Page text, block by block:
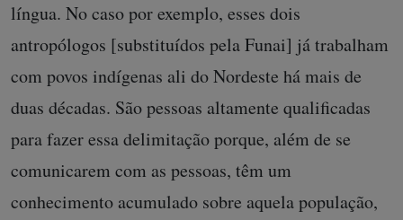
língua. No caso por exemplo, esses dois
antropólogos [substituídos pela Funai] já trabalham
com povos indígenas ali do Nordeste há mais de
duas décadas. São pessoas altamente qualificadas
para fazer essa delimitação porque, além de se
comunicarem com as pessoas, têm um
conhecimento acumulado sobre aquela população,